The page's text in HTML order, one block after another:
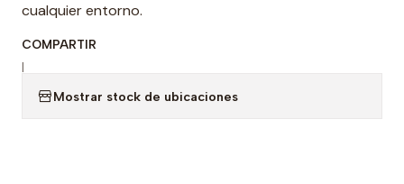
cualquier entorno.
COMPARTIR
|
Mostrar stock de ubicaciones